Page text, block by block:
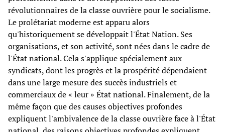
révolutionnaires de la classe ouvrière pour le socialisme.
Le prolétariat moderne est apparu alors
qu'historiquement se développait l'État Nation. Ses
organisations, et son activité, sont nées dans le cadre de
l'État national. Cela s'applique spécialement aux
syndicats, dont les progrès et la prospérité dépendaient
dans une large mesure des succès industriels et
commerciaux de « leur » État national. Finalement, de la
même façon que des causes objectives profondes
expliquent l'ambivalence de la classe ouvrière face à l'État